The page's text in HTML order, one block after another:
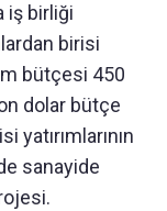
iş birliği
birisi
bütçesi 450
dolar bütçe
yatırımlarının
sanayide